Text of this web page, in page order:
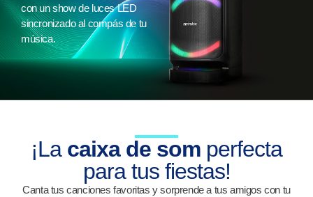
con un show de luces LED
sincronizado al compás de tu
música.
¡La caixa de som perfecta
para tus fiestas!
Canta tus canciones favoritas y sorprende a tus amigos con tu